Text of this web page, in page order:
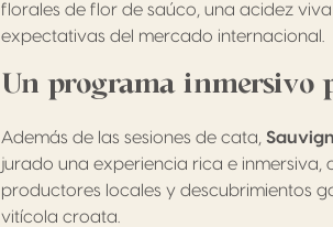
florales de flor de saúco, una acidez
expectativas del mercado internacional.
Un programa inmersivo
Además de las sesiones de cata,
jurado una experiencia rica e inmersiva,
productores locales y descubrimientos
vitícola croata.